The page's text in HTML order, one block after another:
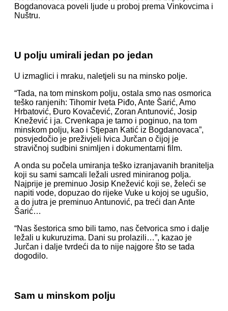
Bogdanovaca poveli ljude u proboj prema Vinkovcima i
Nuštru.
U polju umirali jedan po jedan
U izmaglici i mraku, naletjeli su na minsko polje.
“Tada, na tom minskom polju, ostala smo nas osmorica
teško ranjenih: Tihomir Iveta Piđo, Ante Šarić, Amo
Hrbatović, Đuro Kovačević, Zoran Antunović, Josip
Knežević i ja. Crvenkapa je tamo i poginuo, na tom
minskom polju, kao i Stjepan Katić iz Bogdanovaca”,
posvjedočio je preživjeli Ivica Jurčan o čijoj je
stravičnoj sudbini snimljen i dokumentarni film.
A onda su počela umiranja teško izranjavanih branitelja
koji su sami samcali ležali usred miniranog polja.
Najprije je preminuo Josip Knežević koji se, želeći se
napiti vode, dopuzao do rijeke Vuke u kojoj se ugušio,
a do jutra je preminuo Antunović, pa treći dan Ante
Šarić…
“Nas šestorica smo bili tamo, nas četvorica smo i dalje
ležali u kukuruzima. Dani su prolazili…”, kazao je
Jurčan i dalje tvrdeći da to nije najgore što se tada
dogodilo.
Sam u minskom polju